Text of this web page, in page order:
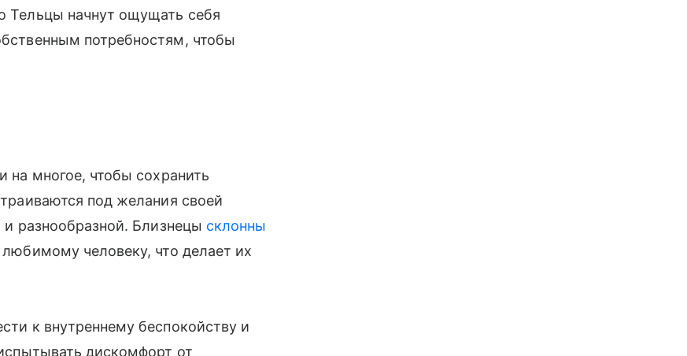
Тельцы начнут ощущать себя
потребностям, чтобы
на многое, чтобы сохранить
под желания своей
и разнообразной. Близнецы склонны
человеку, что делает их
к внутреннему беспокойству и
дискомфорт от